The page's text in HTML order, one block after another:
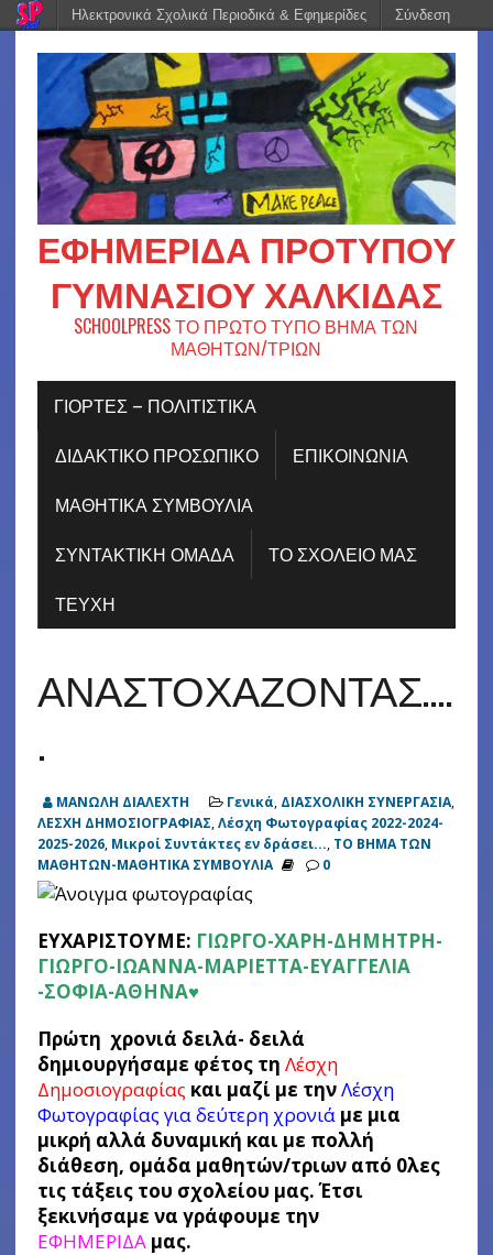
ΕΦΗΜΕΡΊΔΑ ΠΡΟΤΎΠΟΥ
ΓΥΜΝΑΣΊΟΥ ΧΑΛΚΊΔΑΣ
SCHOOLPRESS ΤΟ ΠΡΩΤΟ ΤΥΠΟ ΒΗΜΑ ΤΩΝ
ΜΑΘΗΤΩΝ/ΤΡΙΩΝ
ΓΙΟΡΤΈΣ – ΠΟΛΙΤΙΣΤΙΚΆ
ΔΙΔΑΚΤΙΚΟ ΠΡΟΣΩΠΙΚΟ
ΕΠΙΚΟΙΝΩΝΙΑ
ΜΑΘΗΤΙΚΑ ΣΥΜΒΟΥΛΙΑ
ΣΥΝΤΑΚΤΙΚΗ ΟΜΑΔΑ
ΤΟ ΣΧΟΛΕΙΟ ΜΑΣ
ΤΕΥΧΗ
ΑΝΑΣΤΟΧΑΖΟΝΤΑΣ….
.
ΜΑΝΩΛΗ ΔΙΑΛΕΧΤΗ Γενικά, ΔΙΑΣΧΟΛΙΚΗ ΣΥΝΕΡΓΑΣΙΑ,
ΛΕΣΧΗ ΔΗΜΟΣΙΟΓΡΑΦΙΑΣ,Λέσχη Φωτογραφίας 2022-2024-
2025-2026, Μικροί Συντάκτες εν δράσει..., ΤΟ ΒΗΜΑ ΤΩΝ
ΜΑΘΗΤΩΝ-ΜΑΘΗΤΙΚΑ ΣΥΜΒΟΥΛΙΑ
0
ΕΥΧΑΡΙΣΤΟΥΜΕ: ΓΙΩΡΓΟ-ΧΑΡΗ-ΔΗΜΗΤΡΗ-
ΓΙΩΡΓΟ-ΙΩΑΝΝΑ-ΜΑΡΙΕΤΤΑ-ΕΥΑΓΓΕΛΙΑ
-ΣΟΦΙΑ-ΑΘΗΝΑ♥
Πρώτη χρονιά δειλά- δειλά
δημιουργήσαμε φέτος τη Λέσχη
Δημοσιογραφίας και μαζί με τηνΛέσχη
Φωτογραφίας για δεύτερη χρονιάμε μια
μικρή αλλά δυναμική και με πολλή
διάθεση, ομάδα μαθητών/τριων από 0λες
τις τάξεις του σχολείου μας. Έτσι
ξεκινήσαμε να γράφουμε την
ΕΦΗΜΕΡΙΔΑμας.
Ηλεκτρονικά Σχολικά Περιοδικά & Εφημερίδες Σύνδεση